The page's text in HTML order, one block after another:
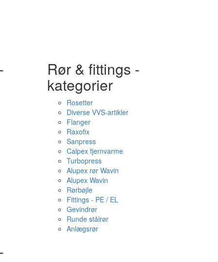
Rør & fittings -
kategorier
Rosetter
Diverse VVS-artikler
Flanger
Raxofix
Sanpress
Calpex fjernvarme
Turbopress
Alupex rør Wavin
Alupex Wavin
Rørbøjle
Fittings - PE / EL
Gevindrør
Runde stålrør
Anlægsrør